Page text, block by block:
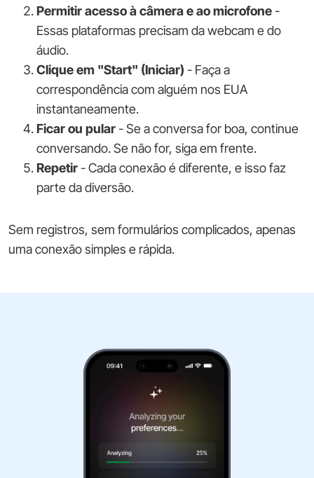
Permitir acesso à câmera e ao microfone-
Essas plataformas precisam da webcam e do
áudio.
Clique em "Start" (Iniciar) - Faça a
correspondência com alguém nos EUA
instantaneamente.
Ficar ou pular- Se a conversa for boa, continue
conversando. Se não for, siga em frente.
Repetir- Cada conexão é diferente, e isso faz
parte da diversão.
Sem registros, sem formulários complicados, apenas
uma conexão simples e rápida.